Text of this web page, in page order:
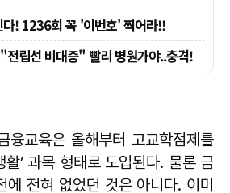
융교육은 올해부터 고교학점제를
활’ 과목 형태로 도입된다. 물론 금
에 전혀 없었던 것은 아니다. 이미